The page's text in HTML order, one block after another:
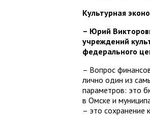
Культурная
– Юрий
учреждений
федерального
– Вопрос
лично один из
параметров: это
в Омске и
– это сохранение